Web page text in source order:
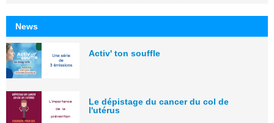
News
Activ' ton souffle
Le dépistage du cancer du col de
l'utérus